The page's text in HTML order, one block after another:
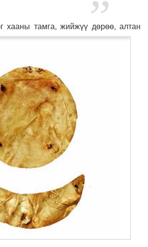
тамга, жийжүү дөрөө, алтан